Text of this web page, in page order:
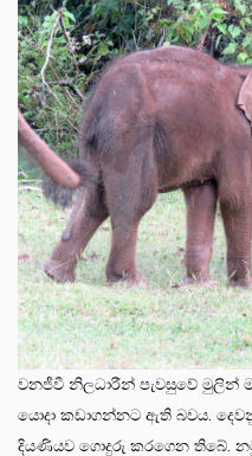
වනජීවී නිලධාරීන් පැවසුවේ මුලින්
යොදා කඩාගන්නට ඇති බවය.
දියණියව ගොදුරු කරගෙන තිබේ.